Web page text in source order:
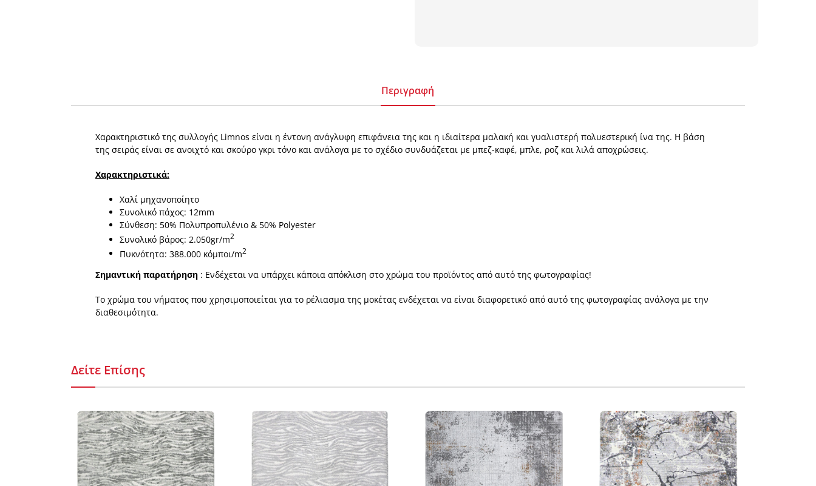
Περιγραφή
Χαρακτηριστικό της συλλογής Limnos είναι η έντονη ανάγλυφη επιφάνεια της και η ιδιαίτερα μαλακή και γυαλιστερή πολυεστερική ίνα της. Η βάση
της σειράς είναι σε ανοιχτό και σκούρο γκρι τόνο και ανάλογα με το σχέδιο συνδυάζεται με μπεζ-καφέ, μπλε, ροζ και λιλά αποχρώσεις.
Χαρακτηριστικά:
Χαλί μηχανοποίητο
Συνολικό πάχος: 12mm
Σύνθεση: 50% Πολυπροπυλένιο & 50% Polyester
Συνολικό βάρος: 2.050gr/m2
Πυκνότητα: 388.000 κόμποι/m2
Σημαντική παρατήρηση: Ενδέχεται να υπάρχει κάποια απόκλιση στο χρώμα του προϊόντος από αυτό της φωτογραφίας!
Το χρώμα του νήματος που χρησιμοποιείται για το ρέλιασμα της μοκέτας ενδέχεται να είναι διαφορετικό από αυτό της φωτογραφίας ανάλογα με την
διαθεσιμότητα.
Δείτε Επίσης